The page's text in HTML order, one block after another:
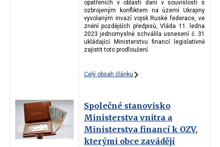
opatřeních v oblasti daní v souvislosti s
ozbrojeným konfliktem na území Ukrajiny
vyvolaným invazí vojsk Ruské federace, ve
znění pozdějších předpisů, Vláda 11. ledna
2023 jednomyslně schválila usnesení č. 31
ukládající Ministerstvu financí legislativně
zajistit toto prodloužení.
Celý obsah článku
Společné stanovisko
Ministerstva vnitra a
Ministerstva financí k OZV,
kterými obce zavádějí